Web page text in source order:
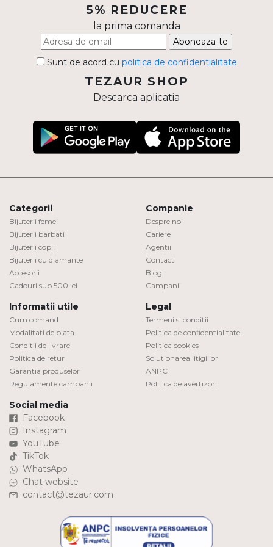
Coliere
BIJUTERII COPII Vezi toate
Bratari
Coliere
Lanturi
Pandantive
Inele
Cercei
Bratari
Coliere
Lanturi
Pandantive
Accesorii
TIP METAL
Aur galben
5% REDUCERE
la prima comanda
Aboneaza-te
Sunt de acord cu politica de confidentialitate
TEZAUR SHOP
Descarca aplicatia
Categorii
Bijuterii femei
Bijuterii barbati
Bijuterii copii
Bijuterii cu diamante
Accesorii
Cadouri sub 500 lei
Companie
Despre noi
Cariere
Agentii
Contact
Blog
Campanii
Informatii utile
Cum comand
Modalitati de plata
Conditii de livrare
Politica de retur
Garantia produselor
Regulamente campanii
Legal
Termeni si conditii
Politica de confidentialitate
Politica cookies
Solutionarea litigiilor
ANPC
Politica de avertizori
Social media
Facebook
Instagram
YouTube
TikTok
WhatsApp
Chat website
contact@tezaur.com